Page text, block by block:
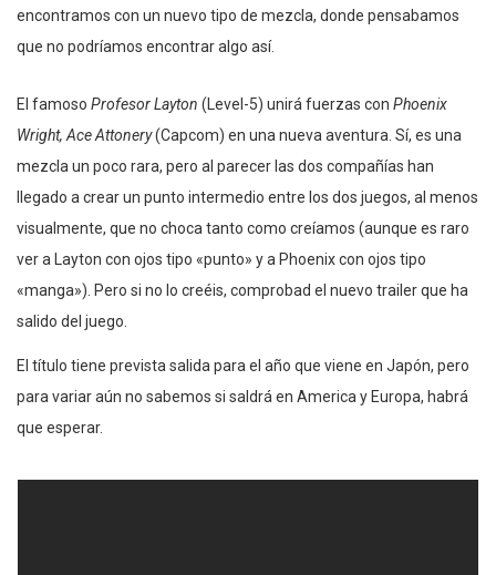
encontramos con un nuevo tipo de mezcla, donde pensabamos
que no podríamos encontrar algo así.
El famoso Profesor Layton (Level-5) unirá fuerzas con Phoenix
Wright, Ace Attonery(Capcom) en una nueva aventura. Sí, es una
mezcla un poco rara, pero al parecer las dos compañías han
llegado a crear un punto intermedio entre los dos juegos, al menos
visualmente, que no choca tanto como creíamos (aunque es raro
ver a Layton con ojos tipo «punto» y a Phoenix con ojos tipo
«manga»). Pero si no lo creéis, comprobad el nuevo trailer que ha
salido del juego.
El título tiene prevista salida para el año que viene en Japón, pero
para variar aún no sabemos si saldrá en America y Europa, habrá
que esperar.